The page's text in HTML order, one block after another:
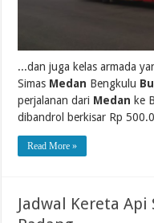
...dan juga kelas armada
Simas Medan Bengkulu
perjalanan dari Medan ke
dibandrol berkisar Rp
Read More »
Jadwal Kereta